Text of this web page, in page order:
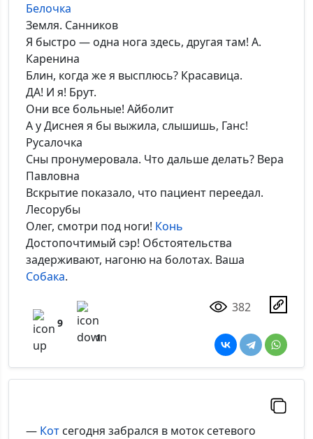
Белочка
Земля. Санников
Я быстро — одна нога здесь, другая там! А.
Каренина
Блин, когда же я высплюсь? Красавица.
ДА! И я! Брут.
Они все больные! Айболит
А у Диснея я бы выжила, слышишь, Ганс!
Русалочка
Сны пронумеровала. Что дальше делать? Вера
Павловна
Вскрытие показало, что пациент переедал.
Лесорубы
Олег, смотри под ноги! Конь
Достопочтимый сэр! Обстоятельства
задерживают, нагоню на болотах. Ваша
Собака.
9
1
382
— Кот сегодня забрался в моток сетевого